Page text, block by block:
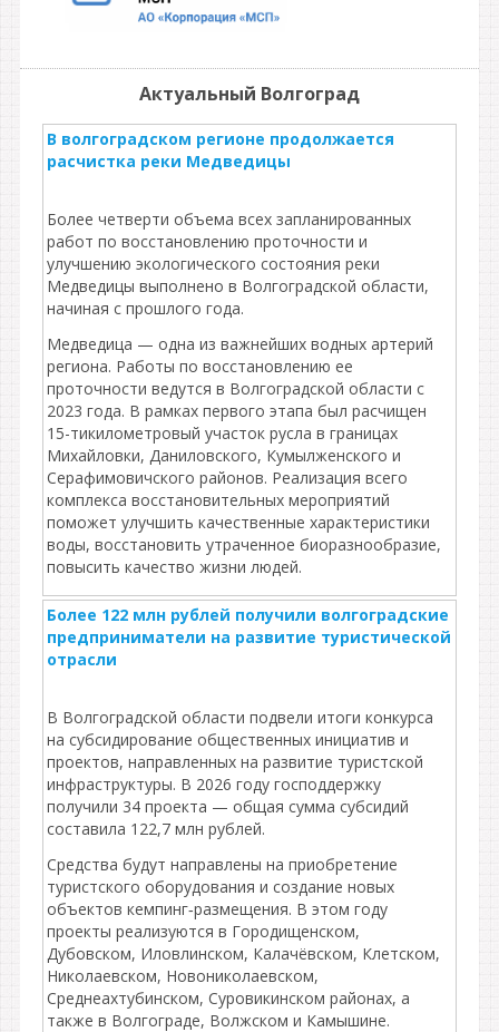
Актуальный Волгоград
В волгоградском регионе продолжается
расчистка реки Медведицы
Более четверти объема всех запланированных
работ по восстановлению проточности и
улучшению экологического состояния реки
Медведицы выполнено в Волгоградской области,
начиная с прошлого года.
Медведица — одна из важнейших водных артерий
региона. Работы по восстановлению ее
проточности ведутся в Волгоградской области с
2023 года. В рамках первого этапа был расчищен
15-тикилометровый участок русла в границах
Михайловки, Даниловского, Кумылженского и
Серафимовичского районов. Реализация всего
комплекса восстановительных мероприятий
поможет улучшить качественные характеристики
воды, восстановить утраченное биоразнообразие,
повысить качество жизни людей.
Более 122 млн рублей получили волгоградские
предприниматели на развитие туристической
отрасли
В Волгоградской области подвели итоги конкурса
на субсидирование общественных инициатив и
проектов, направленных на развитие туристской
инфраструктуры. В 2026 году господдержку
получили 34 проекта — общая сумма субсидий
составила 122,7 млн рублей.
Средства будут направлены на приобретение
туристского оборудования и создание новых
объектов кемпинг‑размещения. В этом году
проекты реализуются в Городищенском,
Дубовском, Иловлинском, Калачёвском, Клетском,
Николаевском, Новониколаевском,
Среднеахтубинском, Суровикинском районах, а
также в Волгограде, Волжском и Камышине.